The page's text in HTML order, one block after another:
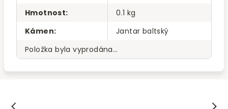
Hmotnost:
0.1 kg
Kámen:
Jantar baltský
Položka byla vyprodána…